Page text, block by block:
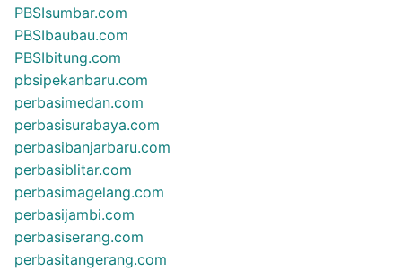
PBSIsumbar.com
PBSIbaubau.com
PBSIbitung.com
pbsipekanbaru.com
perbasimedan.com
perbasisurabaya.com
perbasibanjarbaru.com
perbasiblitar.com
perbasimagelang.com
perbasijambi.com
perbasiserang.com
perbasitangerang.com